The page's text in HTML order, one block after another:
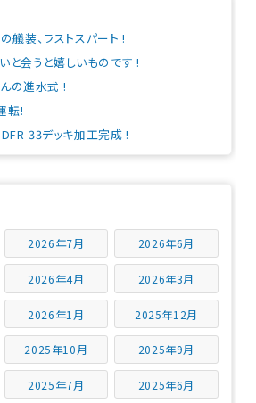
艤装、ラストスパート !
と会うと嬉しいものです !
の進水式 !
転!
DFR-33デッキ加工完成 !
2026年7月 2026年6月
2026年4月 2026年3月
2026年1月 2025年12月
2025年10月 2025年9月
2025年7月 2025年6月